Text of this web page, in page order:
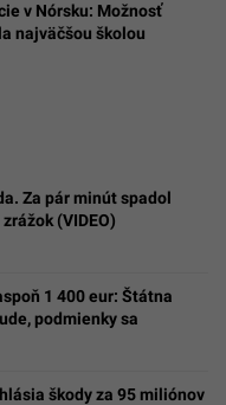
v Nórsku: Možnosť
najväčšou školou
Za pár minút spadol
(VIDEO)
1 400 eur: Štátna
podmienky sa
škody za 95 miliónov